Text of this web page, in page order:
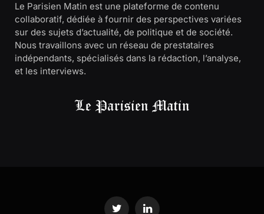
Le Parisien Matin est une plateforme de contenu
collaboratif, dédiée à fournir des perspectives variées
sur des sujets d’actualité, de politique et de société.
Nous travaillons avec un réseau de prestataires
indépendants, spécialisés dans la rédaction, l’analyse,
et les interviews.